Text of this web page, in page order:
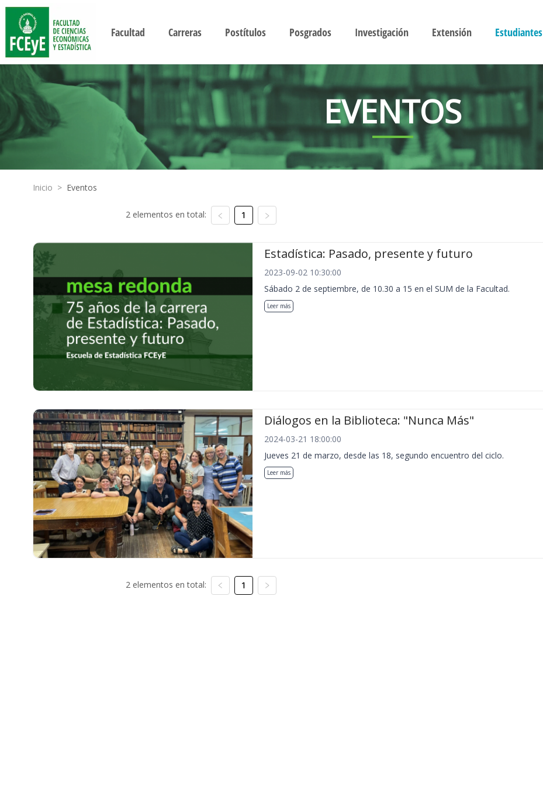
Facultad Carreras Postítulos Posgrados Investigación Extensión Estudiantes
EVENTOS
Inicio > Eventos
2 elementos en total: 1
Estadística: Pasado, presente y futuro
2023-09-02 10:30:00
Sábado 2 de septiembre, de 10.30 a 15 en el SUM de la Facultad.
Leer más
Diálogos en la Biblioteca: "Nunca Más"
2024-03-21 18:00:00
Jueves 21 de marzo, desde las 18, segundo encuentro del ciclo.
Leer más
2 elementos en total: 1